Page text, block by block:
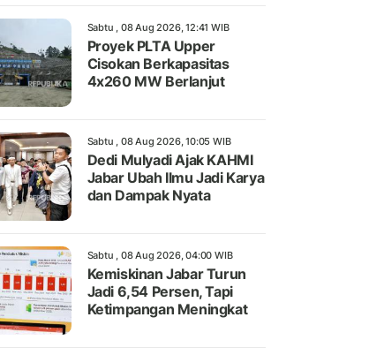
Sabtu , 08 Aug 2026, 12:41 WIB
Proyek PLTA Upper
Cisokan Berkapasitas
4x260 MW Berlanjut
Sabtu , 08 Aug 2026, 10:05 WIB
Dedi Mulyadi Ajak KAHMI
Jabar Ubah Ilmu Jadi Karya
dan Dampak Nyata
Sabtu , 08 Aug 2026, 04:00 WIB
Kemiskinan Jabar Turun
Jadi 6,54 Persen, Tapi
Ketimpangan Meningkat